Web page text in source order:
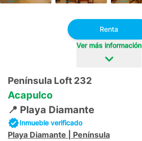
Renta
Ver más información
Península Loft 232
Acapulco
📍 Playa Diamante
Inmueble verificado
Playa Diamante
Península